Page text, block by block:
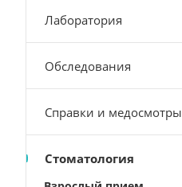
Лаборатория
Обследования
Справки и медосмотры
Стоматология